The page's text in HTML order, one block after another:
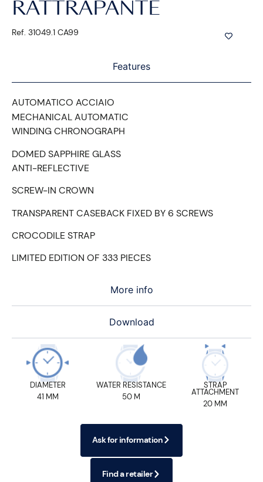
RATTRAPANTE
Ref. 31049.1 CA99
Features
More info
Download
AUTOMATICO ACCIAIO
MECHANICAL AUTOMATIC
WINDING CHRONOGRAPH
DOMED SAPPHIRE GLASS
ANTI-REFLECTIVE
SCREW-IN CROWN
TRANSPARENT CASEBACK FIXED BY 6 SCREWS
CROCODILE STRAP
LIMITED EDITION OF 333 PIECES
DIAMETER
41 MM
WATER RESISTANCE
50 M
STRAP
ATTACHMENT
20 MM
Ask for information
Find a retailer